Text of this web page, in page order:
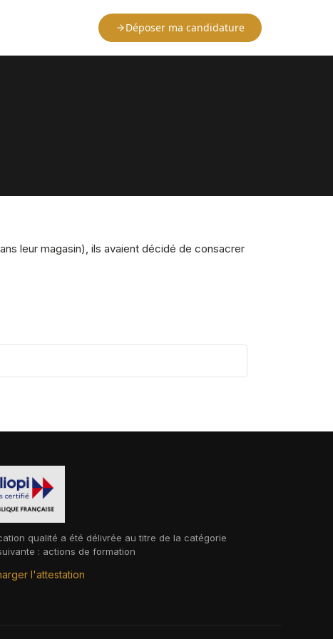
Déposer ma candidature
leur magasin), ils avaient décidé de consacrer
qualité a été délivrée au titre de la catégorie
: actions de formation
l'attestation